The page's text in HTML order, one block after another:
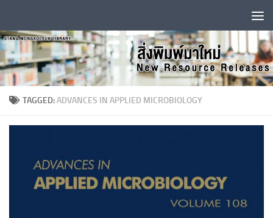
TAGGED:ADVANCES IN APPLIED MICROBIOLOGY